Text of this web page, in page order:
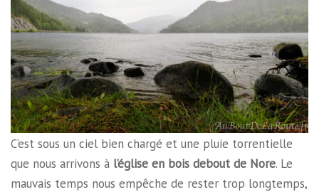
C’est sous un ciel bien chargé et une pluie torrentielle
que nous arrivons à l’église en bois debout de Nore. Le
mauvais temps nous empêche de rester trop longtemps,